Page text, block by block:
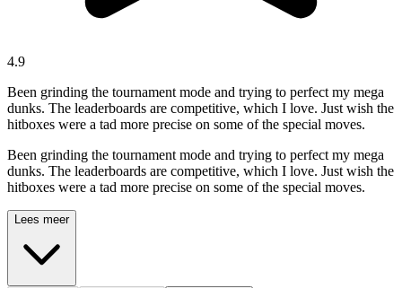
4.9
Been grinding the tournament mode and trying to perfect my mega
dunks. The leaderboards are competitive, which I love. Just wish the
hitboxes were a tad more precise on some of the special moves.
Been grinding the tournament mode and trying to perfect my mega
dunks. The leaderboards are competitive, which I love. Just wish the
hitboxes were a tad more precise on some of the special moves.
Lees meer